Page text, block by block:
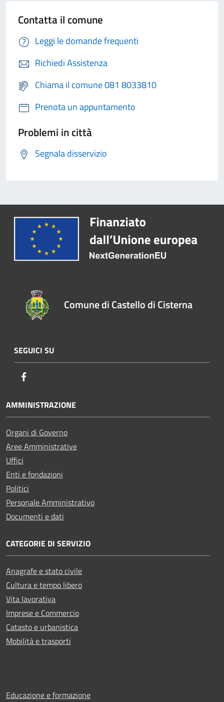
Contatta il comune
Leggi le domande frequenti
Richiedi Assistenza
Chiama il comune 081 8033810
Prenota un appuntamento
Problemi in città
Segnala disservizio
Comune di Castello di Cisterna
SEGUICI SU
AMMINISTRAZIONE
Organi di Governo
Aree Amministrative
Uffici
Enti e fondazioni
Politici
Personale Amministrativo
Documenti e dati
CATEGORIE DI SERVIZIO
Anagrafe e stato civile
Cultura e tempo libero
Vita lavorativa
Imprese e Commercio
Catasto e urbanistica
Mobilità e trasporti
Educazione e formazione